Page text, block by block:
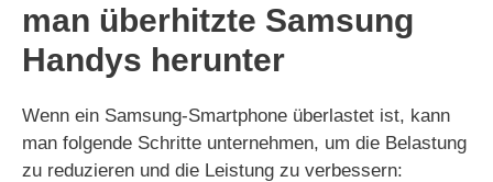
man überhitzte Samsung
Handys herunter
Wenn ein Samsung-Smartphone überlastet ist, kann
man folgende Schritte unternehmen, um die Belastung
zu reduzieren und die Leistung zu verbessern: